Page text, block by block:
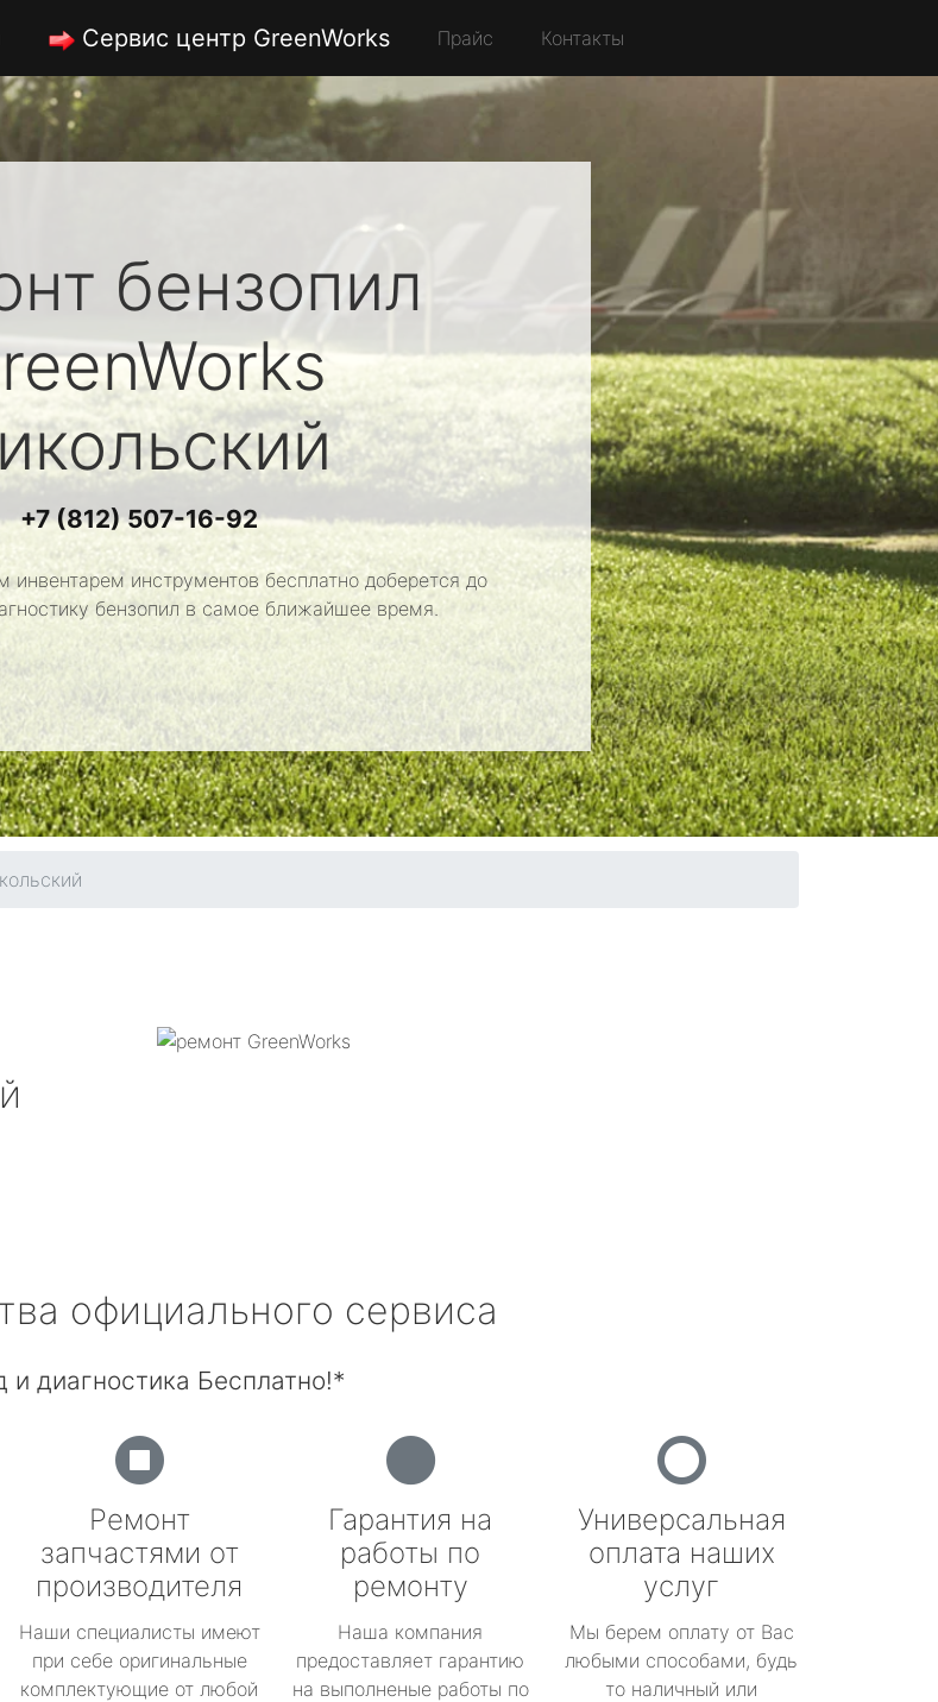
Сервис центр GreenWorks Прайс Контакты
бензопил
+7 (812) 507-16-92
инструментов бесплатно доберется до
бензопил в самое ближайшее время.
официального сервиса
и диагностика Бесплатно!*
Ремонт
запчастями от
производителя
Наши специалисты имеют
при себе оригинальные
комплектующие от любой
Гарантия на
работы по
ремонту
Наша компания
предоставляет гарантию
на выполненые работы по
Универсальная
оплата наших
услуг
Мы берем оплату от Вас
любыми способами, будь
то наличный или